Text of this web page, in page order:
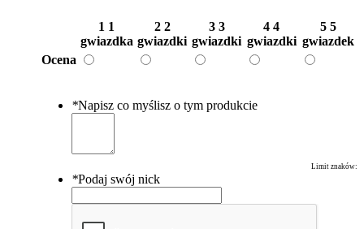
1 1
gwiazdka
2 2
gwiazdki
3 3
gwiazdki
4 4
gwiazdki
5 5
gwiazdek
Ocena
*Napisz co myślisz o tym produkcie
Limit znaków:
*Podaj swój nick